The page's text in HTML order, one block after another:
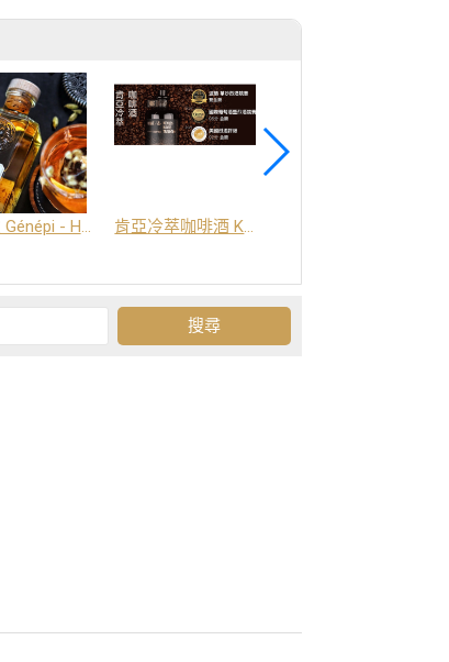
爵納彼 Génépi - Hors d'Age (橡木桶陳釀) -阿爾卑斯山草本酒 肯亞冷萃咖啡酒 Kenya Coffee Brew